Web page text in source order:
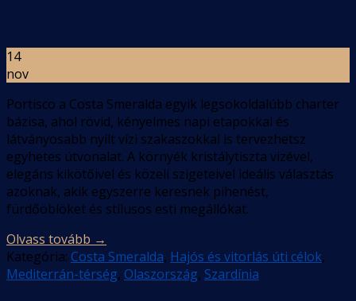
14
nov
Portisco a Costa Smeralda egyik legsokoldalúbb charter
bázisa, ahol rövid, kényelmes napi etapokkal és
látványosabb nyílt vízi szakaszokkal is tervezhetsz
egyhetes útvonalat. A környék kristálytiszta vizével,
elegáns kikötőivel és közeli szigeteivel ideális választás
azoknak, akik egyszerre keresnek pihenést,
fürdőöblöket és stílusos esti megállókat.
Olvass tovább →
Kategória: Costa Smeralda, Hajós és vitorlás úti célok,
Mediterrán-térség, Olaszország, Szardínia